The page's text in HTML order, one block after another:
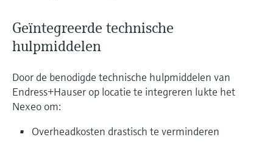
Geïntegreerde technische
hulpmiddelen
Door de benodigde technische hulpmiddelen van
Endress+Hauser op locatie te integreren lukte het
Nexeo om:
Overheadkosten drastisch te verminderen